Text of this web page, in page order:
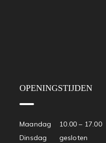
OPENINGSTIJDEN
Maandag 10.00 – 17.00
Dinsdag gesloten